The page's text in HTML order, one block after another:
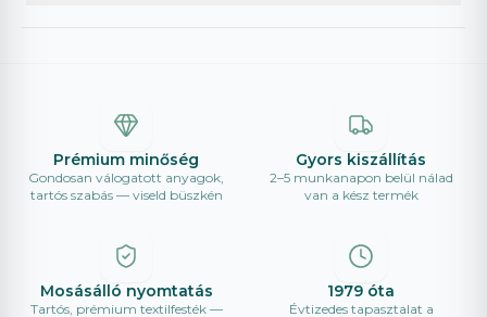
Prémium minőség
Gondosan válogatott anyagok,
tartós szabás — viseld büszkén
Gyors kiszállítás
2–5 munkanapon belül nálad
van a kész termék
Mosásálló nyomtatás
Tartós, prémium textilfesték —
1979 óta
Évtizedes tapasztalat a